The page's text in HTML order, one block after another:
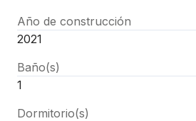
Año de construcción
2021
Baño(s)
1
Dormitorio(s)